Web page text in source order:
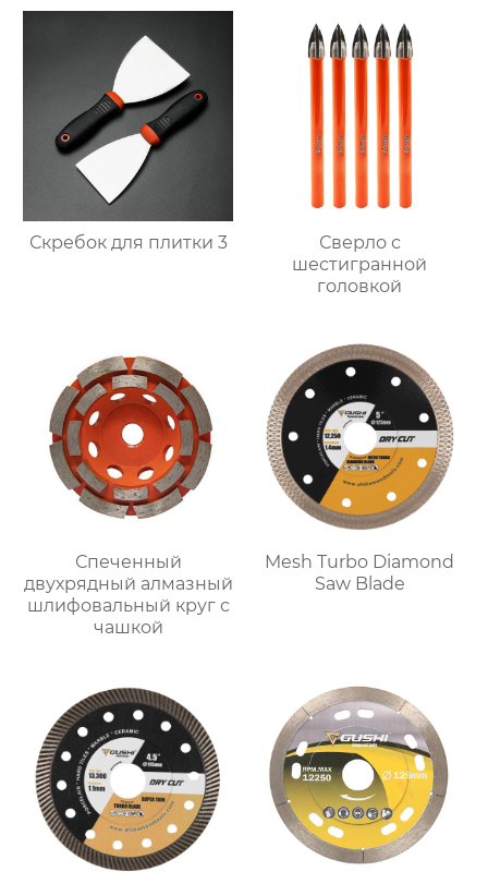
Скребок для плитки 3
Сверло с
шестигранной
головкой
Спеченный
двухрядный алмазный
шлифовальный круг с
чашкой
Mesh Turbo Diamond
Saw Blade